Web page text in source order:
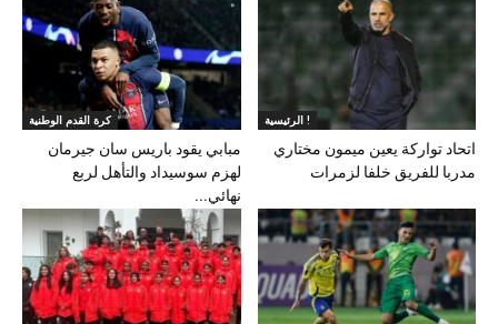
كرة القدم الوطنية
مبابي يقود باريس سان جيرمان
لهزم سوسيداد والتأهل لربع
نهائي...
الرئيسية !
اتحاد تواركة يعين ميمون مختاري
مدربا للفريق خلفا لزمرات